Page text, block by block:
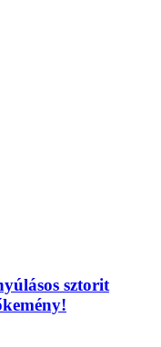
sztorit